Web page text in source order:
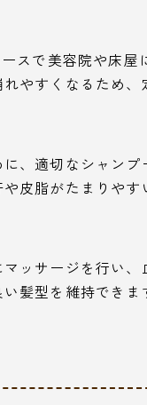
スで美容院や床屋
やすくなるため
、適切なシャンプ
皮脂がたまりやす
ッサージを行い、
髪型を維持できま